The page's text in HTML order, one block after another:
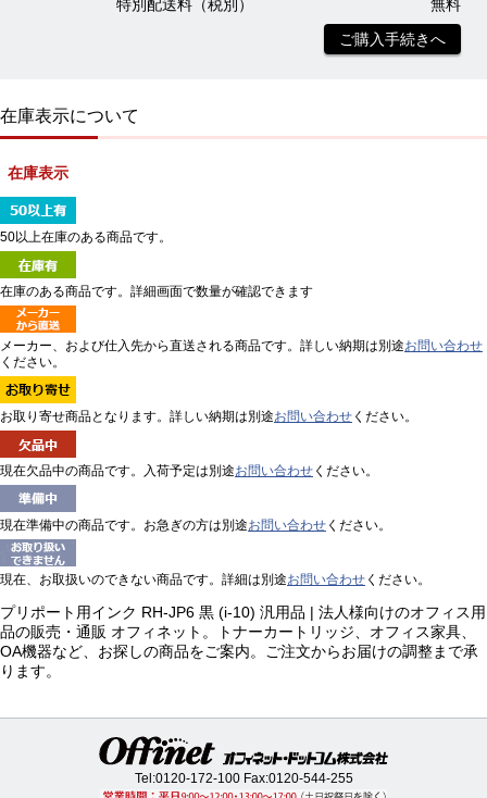
特別配送料（税別）
無料
ご購入手続きへ
在庫表示について
在庫表示
50以上在庫のある商品です。
在庫のある商品です。詳細画面で数量が確認できます
メーカー、および仕入先から直送される商品です。詳しい納期は別途お問い合わせ
ください。
お取り寄せ商品となります。詳しい納期は別途お問い合わせ ください。
現在欠品中の商品です。入荷予定は別途お問い合わせ ください。
現在準備中の商品です。お急ぎの方は別途お問い合わせ ください。
現在、お取扱いのできない商品です。詳細は別途お問い合わせ ください。
プリポート用インク RH-JP6 黒 (i-10) 汎用品 | 法人様向けのオフィス用
品の販売・通販 オフィネット。トナーカートリッジ、オフィス家具、
OA機器など、お探しの商品をご案内。ご注文からお届けの調整まで承
ります。
Tel:0120-172-100Fax:0120-544-255